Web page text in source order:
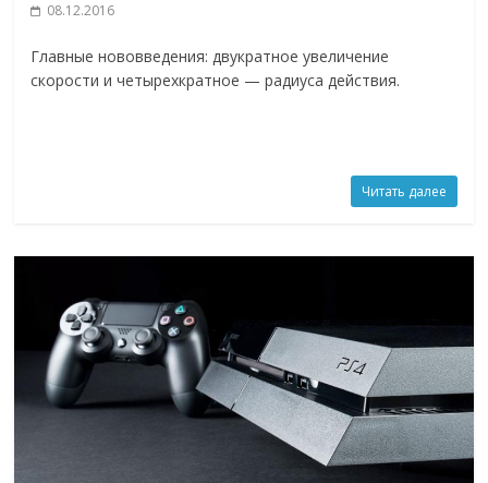
08.12.2016
Главные нововведения: двукратное увеличение
скорости и четырехкратное — радиуса действия.
Читать далее